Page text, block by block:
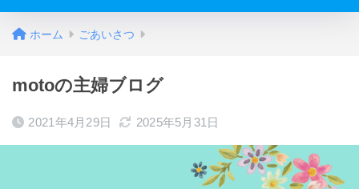
ホーム ごあいさつ
motoの主婦ブログ
2021年4月29日 2025年5月31日